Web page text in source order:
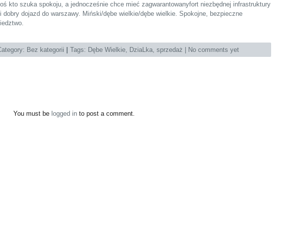
kto szuka spokoju, a jednocześnie chce mieć zagwarantowanyfort niezbędnej infrastruktury
dobry dojazd do warszawy. Miński/dębe wielkie/dębe wielkie. Spokojne, bezpieczne
Bez kategorii Tags: Dębe Wielkie, DziaLka, sprzedaż No comments yet
You must be logged in to post a comment.